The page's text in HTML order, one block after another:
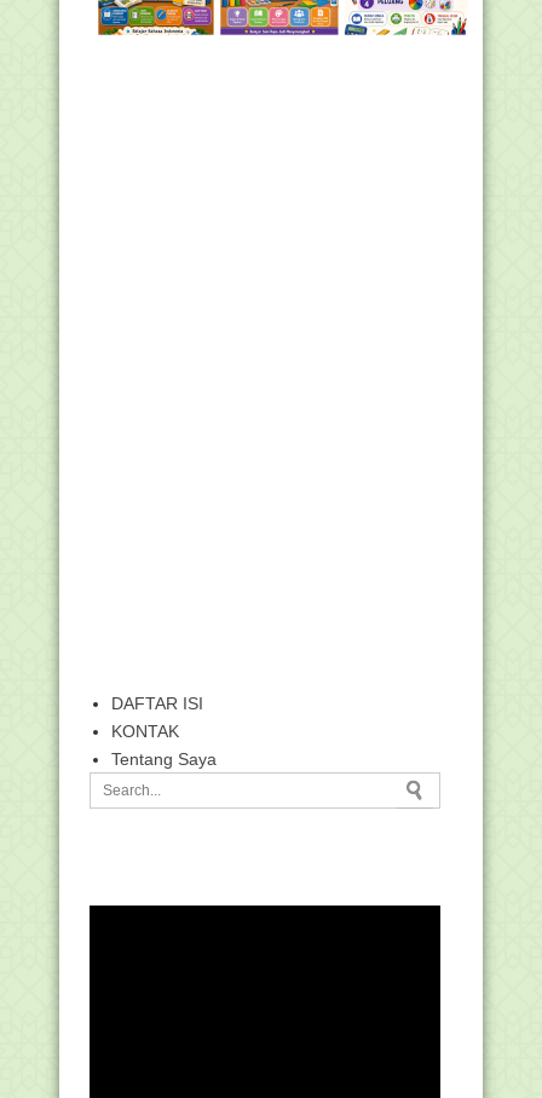
DAFTAR ISI
KONTAK
Tentang Saya